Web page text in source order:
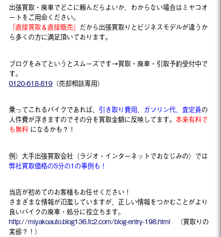
出張買取・廃車でどこに頼んだらよいか、わからない場合はミヤコオ
ートをご用命ください。
『直接買取＆直接販売』 だから出張買取りとビジネスモデルが違うか
ら多くの方に満足頂いております。
ブログをみてというとスムーズです→買取・廃車・引取予約受付中で
す。
0120-618-819 （売却相談専用）
乗ってこれるバイクであれば、 引き取り費用、ガソリン代、査定員の
人件費が浮きますのでその分を買取金額に反映してます。本来有料で
も無料 になるかも？！
例）大手出張買取会社（ラジオ・インターネットでおなじみの）では
弊社買取価格の5分の1の事例も！
当店が初めてのお客様もお任せください！
さまざまな情報が氾濫していますが、正しい情報をつかむことがより
良いバイクの廃車・処分に役立ちます。
http://miyakoauto.blog136.fc2.com/blog-entry-198.html （買取りの
実態？！）